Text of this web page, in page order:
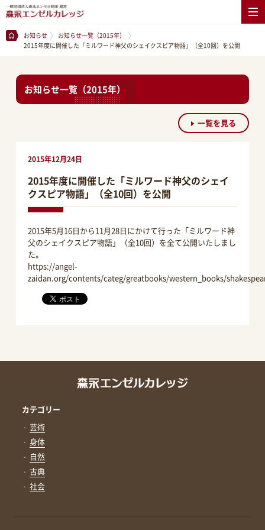
お知らせ
お知らせ一覧（2015年）
2015年度に開催した「ミルワード神父のシェイクスピア物語」（全10回）を公開
お知らせ一覧（2015年）
一覧を見る
2015年12月24日
2015年度に開催した「ミルワード神父のシェイ
クスピア物語」（全10回）を公開
2015年5月16日から11月28日にかけて行った「ミルワード神
父のシェイクスピア物語」（全10回）を全て公開いたしまし
た。
https://angel-
zaidan.org/contents/categ/greatbooks/western_books/
カテゴリー
芸術
身体
自然
古典
社会